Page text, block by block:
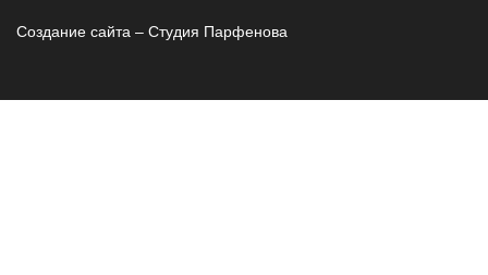
Создание сайта – Cтудия Парфенова